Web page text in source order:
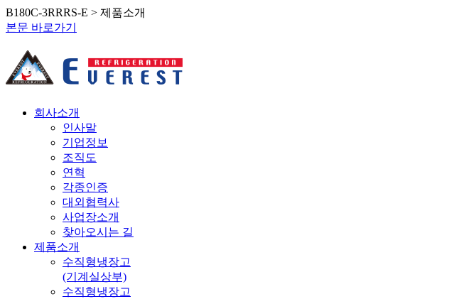
B180C-3RRRS-E > 제품소개
본문 바로가기
회사소개
인사말
기업정보
조직도
연혁
각종인증
대외협력사
사업장소개
찾아오시는 길
제품소개
수직형냉장고
(기계실상부)
수직형냉장고